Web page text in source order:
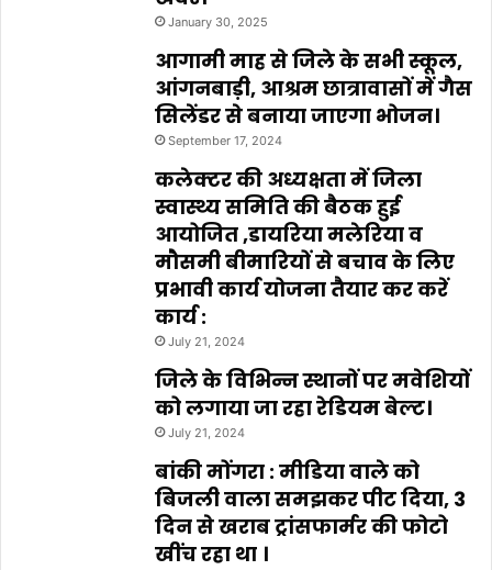
January 30, 2025
आगामी माह से जिले के सभी स्कूल,
आंगनबाड़ी, आश्रम छात्रावासों में गैस
सिलेंडर से बनाया जाएगा भोजन।
September 17, 2024
कलेक्टर की अध्यक्षता में जिला
स्वास्थ्य समिति की बैठक हुई
आयोजित ,डायरिया मलेरिया व
मौसमी बीमारियों से बचाव के लिए
प्रभावी कार्य योजना तैयार कर करें
कार्य :
July 21, 2024
जिले के विभिन्न स्थानों पर मवेशियों
को लगाया जा रहा रेडियम बेल्ट।
July 21, 2024
बांकी मोंगरा : मीडिया वाले को
बिजली वाला समझकर पीट दिया, 3
दिन से खराब ट्रांसफार्मर की फोटो
खींच रहा था ।